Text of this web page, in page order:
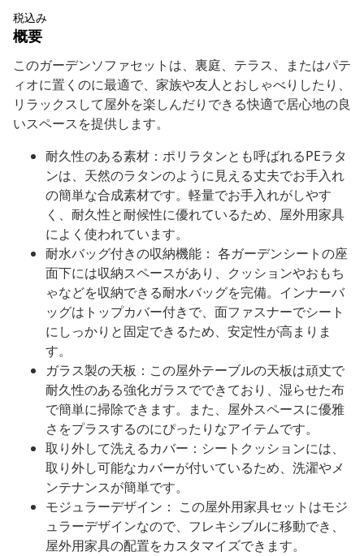
税込み
概要
このガーデンソファセットは、裏庭、テラス、またはパテ
ィオに置くのに最適で、家族や友人とおしゃべりしたり、
リラックスして屋外を楽しんだりできる快適で居心地の良
いスペースを提供します。
耐久性のある素材：ポリラタンとも呼ばれるPEラタ
ンは、天然のラタンのように見える丈夫でお手入れ
の簡単な合成素材です。軽量でお手入れがしやす
く、耐久性と耐候性に優れているため、屋外用家具
によく使われています。
耐水バッグ付きの収納機能： 各ガーデンシートの座
面下には収納スペースがあり、クッションやおもち
ゃなどを収納できる耐水バッグを完備。インナーバ
ッグはトップカバー付きで、面ファスナーでシート
にしっかりと固定できるため、安定性が高まりま
す。
ガラス製の天板：この屋外テーブルの天板は頑丈で
耐久性のある強化ガラスでできており、湿らせた布
で簡単に掃除できます。また、屋外スペースに優雅
さをプラスするのにぴったりなアイテムです。
取り外して洗えるカバー：シートクッションには、
取り外し可能なカバーが付いているため、洗濯やメ
ンテナンスが簡単です。
モジュラーデザイン： この屋外用家具セットはモジ
ュラーデザインなので、フレキシブルに移動でき、
屋外用家具の配置をカスタマイズできます。